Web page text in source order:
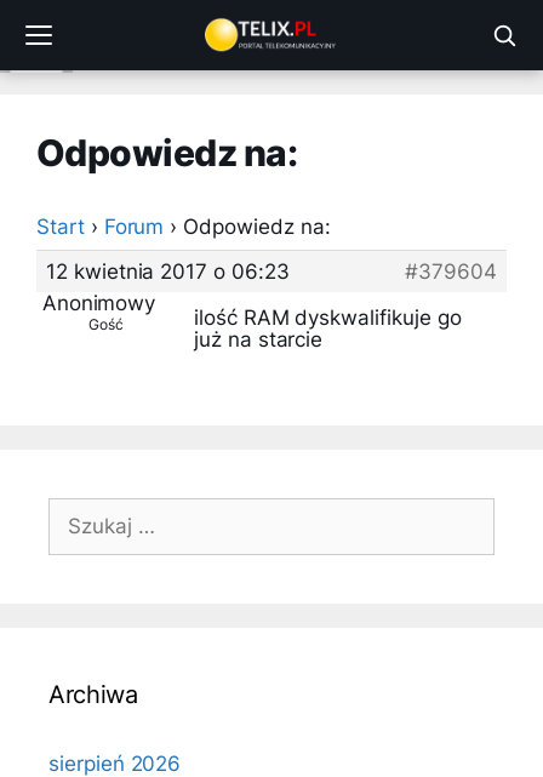
treści
Odpowiedz na:
Start › Forum › Odpowiedz na:
12 kwietnia 2017 o 06:23
#379604
Anonimowy
Gość
ilość RAM dyskwalifikuje go
już na starcie
Szukaj:
Archiwa
sierpień 2026